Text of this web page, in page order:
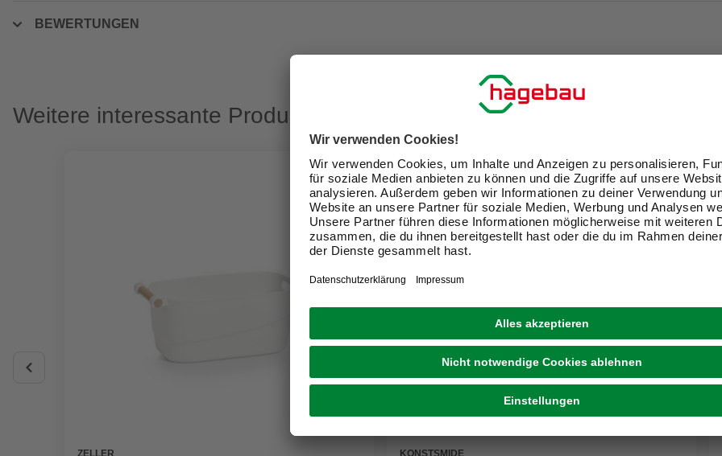
BEWERTUNGEN
Weitere interessante Produkte
ZELLER KONSTSMIDE